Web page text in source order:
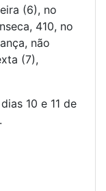
(6), no
410, no
não
(7),
10 e 11 de